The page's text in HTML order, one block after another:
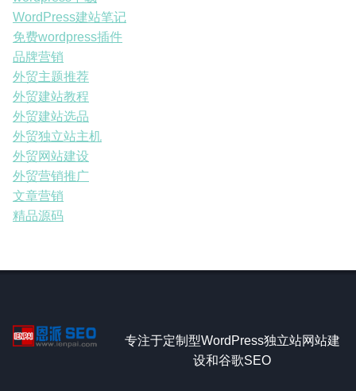
WordPress建站笔记
免费wordpress插件
品牌营销
外贸主题推荐
外贸建站教程
外贸建站选品
外贸独立站主机
外贸网站建设
外贸营销推广
文章营销
精品源码
专注于定制型WordPress独立站网站建
设和谷歌SEO